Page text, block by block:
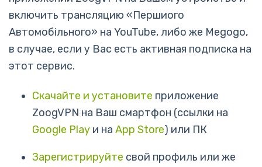
включить трансляцию «Першиого
Автомобiльного» на YouTube, либо же Megogo,
в случае, если у Вас есть активная подписка на
этот сервис.
Скачайте и установите приложение
ZoogVPN на Ваш смартфон (ссылки на
Google Play и на App Store) или ПК
Зарегистрируйте свой профиль или же